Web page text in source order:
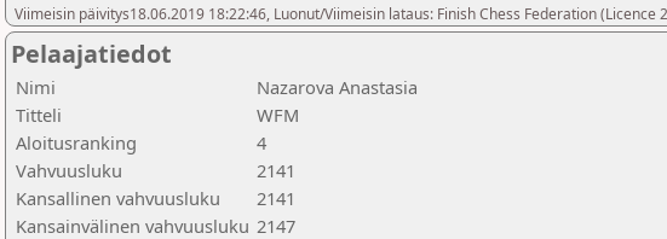
Viimeisin päivitys18.06.2019 18:22:46, Luonut/Viimeisin lataus: Finish Chess Federation (Licence
Pelaajatiedot
Nimi
Nazarova Anastasia
Titteli
WFM
Aloitusranking
4
Vahvuusluku
2141
Kansallinen vahvuusluku
2141
Kansainvälinen vahvuusluku 2147